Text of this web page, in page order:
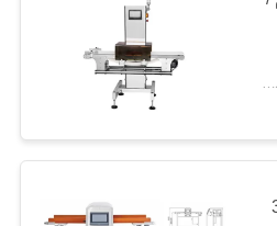
USD3600-4700 MOQ:1 مجموعة